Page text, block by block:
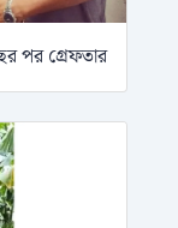
পর গ্রেফতার